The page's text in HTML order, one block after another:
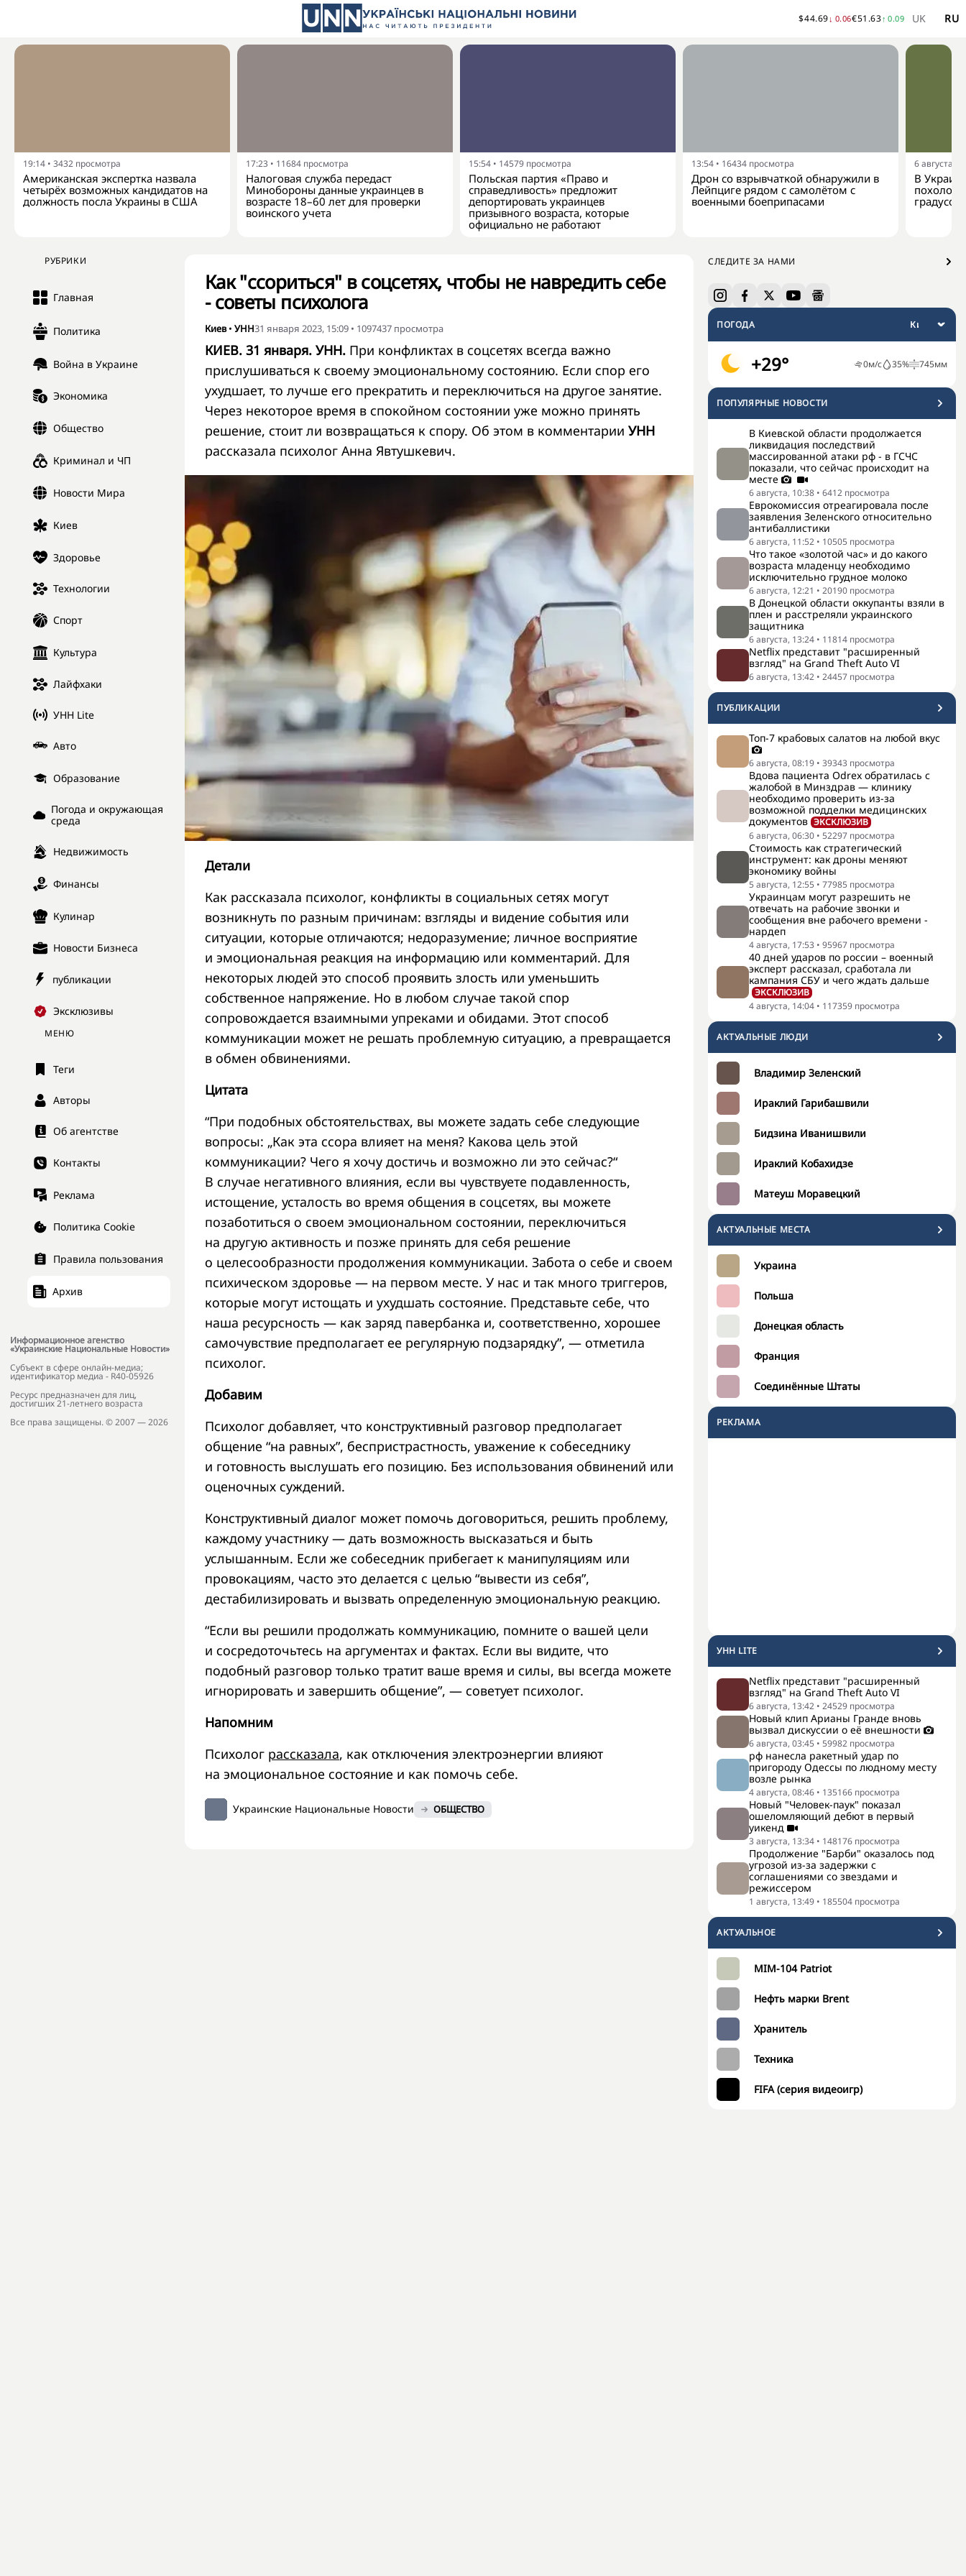
$44.69↓ 0.06€51.63↑ 0.09 UK RU
19:14 • 3432 просмотра
Американская экспертка назвала
четырёх возможных кандидатов на
должность посла Украины в США
17:23 • 11684 просмотра
Налоговая служба передаст
Минобороны данные украинцев в
возрасте 18–60 лет для проверки
воинского учета
15:54 • 14579 просмотра
Польская партия «Право и
справедливость» предложит
депортировать украинцев
призывного возраста, которые
официально не работают
13:54 • 16434 просмотра
Дрон со взрывчаткой обнаружили в
Лейпциге рядом с самолётом с
военными боеприпасами
6 августа,
В
градусов
РУБРИКИ
Главная
Политика
Война в Украине
Экономика
Общество
Криминал и ЧП
Новости Мира
Киев
Здоровье
Технологии
Спорт
Культура
Лайфхаки
УНН Lite
Авто
Образование
Погода и окружающая
среда
Недвижимость
Финансы
Кулинар
Новости Бизнеса
публикации
Эксклюзивы
МЕНЮ
Теги
Авторы
Об агентстве
Контакты
Реклама
Политика Cookie
Правила пользования
Архив
Информационное агенство
«Украинские Национальные Новости»
Субъект в сфере онлайн-медиа;
идентификатор медиа - R40-05926
Ресурс предназначен для лиц,
достигших 21-летнего возраста
Все права защищены. © 2007 — 2026
СЛЕДИТЕ ЗА НАМИ
ПОГОДА
+29° 0м/с 35% 745мм
ПОПУЛЯРНЫЕ НОВОСТИ
В Киевской области продолжается
ликвидация последствий
массированной атаки рф - в ГСЧС
показали, что сейчас происходит на
месте
6 августа, 10:38 • 6412 просмотра
Еврокомиссия отреагировала после
заявления Зеленского относительно
антибаллистики
6 августа, 11:52 • 10505 просмотра
Что такое «золотой час» и до какого
возраста младенцу необходимо
исключительно грудное молоко
6 августа, 12:21 • 20190 просмотра
В Донецкой области оккупанты взяли в
плен и расстреляли украинского
защитника
6 августа, 13:24 • 11814 просмотра
Netflix представит "расширенный
взгляд" на Grand Theft Auto VI
6 августа, 13:42 • 24457 просмотра
ПУБЛИКАЦИИ
Топ-7 крабовых салатов на любой вкус
6 августа, 08:19 • 39343 просмотра
Вдова пациента Odrex обратилась с
жалобой в Минздрав — клинику
необходимо проверить из-за
возможной подделки медицинских
документов ЭКСКЛЮЗИВ
6 августа, 06:30 • 52297 просмотра
Стоимость как стратегический
инструмент: как дроны меняют
экономику войны
5 августа, 12:55 • 77985 просмотра
Украинцам могут разрешить не
отвечать на рабочие звонки и
сообщения вне рабочего времени -
нардеп
4 августа, 17:53 • 95967 просмотра
40 дней ударов по россии – военный
эксперт рассказал, сработала ли
кампания СБУ и чего ждать дальше
ЭКСКЛЮЗИВ
4 августа, 14:04 • 117359 просмотра
АКТУАЛЬНЫЕ ЛЮДИ
Владимир Зеленский
Ираклий Гарибашвили
Бидзина Иванишвили
Ираклий Кобахидзе
Матеуш Моравецкий
АКТУАЛЬНЫЕ МЕСТА
Украина
Польша
Донецкая область
Франция
Соединённые Штаты
РЕКЛАМА
УНН LITE
Netflix представит "расширенный
взгляд" на Grand Theft Auto VI
6 августа, 13:42 • 24529 просмотра
Новый клип Арианы Гранде вновь
вызвал дискуссии о её внешности
6 августа, 03:45 • 59982 просмотра
рф нанесла ракетный удар по
пригороду Одессы по людному месту
возле рынка
4 августа, 08:46 • 135166 просмотра
Новый "Человек-паук" показал
ошеломляющий дебют в первый
уикенд
3 августа, 13:34 • 148176 просмотра
Продолжение "Барби" оказалось под
угрозой из-за задержки с
соглашениями со звездами и
режиссером
1 августа, 13:49 • 185504 просмотра
АКТУАЛЬНОЕ
MIM-104 Patriot
Нефть марки Brent
Хранитель
Техника
FIFA (серия видеоигр)
Как "ссориться" в соцсетях, чтобы не навредить себе
- советы психолога
Киев• УНН31 января 2023, 15:09 • 1097437 просмотра
КИЕВ. 31 января. УНН. При конфликтах в соцсетях всегда важно
прислушиваться к своему эмоциональному состоянию. Если спор его
ухудшает, то лучше его прекратить и переключиться на другое занятие.
Через некоторое время в спокойном состоянии уже можно принять
решение, стоит ли возвращаться к спору. Об этом в комментарии УНН
рассказала психолог Анна Явтушкевич.
Детали
Как рассказала психолог, конфликты в социальных сетях могут
возникнуть по разным причинам: взгляды и видение события или
ситуации, которые отличаются; недоразумение; личное восприятие
и эмоциональная реакция на информацию или комментарий. Для
некоторых людей это способ проявить злость или уменьшить
собственное напряжение. Но в любом случае такой спор
сопровождается взаимными упреками и обидами. Этот способ
коммуникации может не решать проблемную ситуацию, а превращается
в обмен обвинениями.
Цитата
“При подобных обстоятельствах, вы можете задать себе следующие
вопросы: „Как эта ссора влияет на меня? Какова цель этой
коммуникации? Чего я хочу достичь и возможно ли это сейчас?“
В случае негативного влияния, если вы чувствуете подавленность,
истощение, усталость во время общения в соцсетях, вы можете
позаботиться о своем эмоциональном состоянии, переключиться
на другую активность и позже принять для себя решение
о целесообразности продолжения коммуникации. Забота о себе и своем
психическом здоровье — на первом месте. У нас и так много триггеров,
которые могут истощать и ухудшать состояние. Представьте себе, что
наша ресурсность — как заряд павербанка и, соответственно, хорошее
самочувствие предполагает ее регулярную подзарядку”, — отметила
психолог.
Добавим
Психолог добавляет, что конструктивный разговор предполагает
общение “на равных”, беспристрастность, уважение к собеседнику
и готовность выслушать его позицию. Без использования обвинений или
оценочных суждений.
Конструктивный диалог может помочь договориться, решить проблему,
каждому участнику — дать возможность высказаться и быть
услышанным. Если же собеседник прибегает к манипуляциям или
провокациям, часто это делается с целью “вывести из себя”,
дестабилизировать и вызвать определенную эмоциональную реакцию.
“Если вы решили продолжать коммуникацию, помните о вашей цели
и сосредоточьтесь на аргументах и фактах. Если вы видите, что
подобный разговор только тратит ваше время и силы, вы всегда можете
игнорировать и завершить общение”, — советует психолог.
Напомним
Психолог рассказала, как отключения электроэнергии влияют
на эмоциональное состояние и как помочь себе.
Украинские Национальные Новости ОБЩЕСТВО